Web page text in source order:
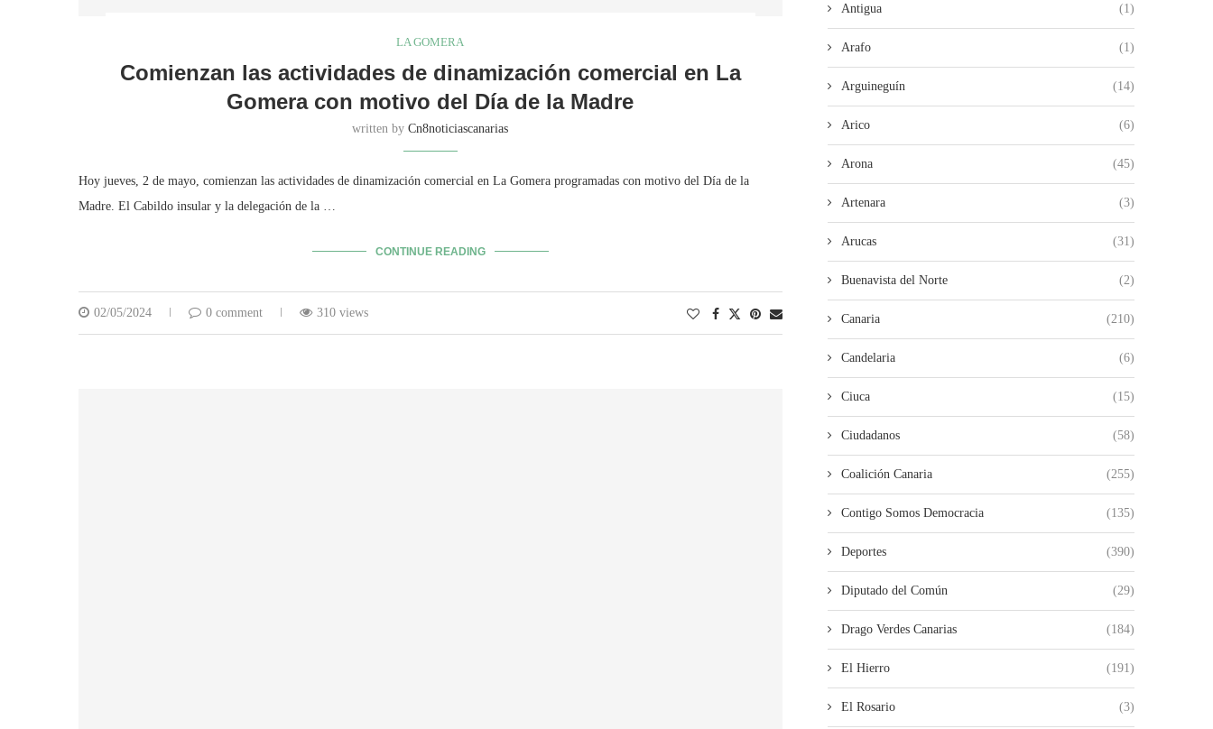
LA GOMERA
Comienzan las actividades de dinamización comercial en La
Gomera con motivo del Día de la Madre
written byCn8noticiascanarias
Hoy jueves, 2 de mayo, comienzan las actividades de dinamización comercial en La Gomera programadas con motivo del Día de la
Madre. El Cabildo insular y la delegación de la …
CONTINUE READING
02/05/2024 0 comment 310 views
Antigua (1)
Arafo (1)
Arguineguín (14)
Arico (6)
Arona (45)
Artenara (3)
Arucas (31)
Buenavista del Norte (2)
Canaria (210)
Candelaria (6)
Ciuca (15)
Ciudadanos (58)
Coalición Canaria (255)
Contigo Somos Democracia (135)
Deportes (390)
Diputado del Común (29)
Drago Verdes Canarias (184)
El Hierro (191)
El Rosario (3)